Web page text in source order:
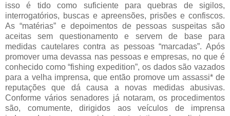
isso é tido como suficiente para quebras de sigilos,
interrogatórios, buscas e apreensões, prisões e confiscos.
As “matérias” e depoimentos de pessoas suspeitas são
aceitas sem questionamento e servem de base para
medidas cautelares contra as pessoas “marcadas”. Após
promover uma devassa nas pessoas e empresas, no que é
conhecido como “fishing expedition”, os dados são vazados
para a velha imprensa, que então promove um assassi* de
reputações que dá causa a novas medidas abusivas.
Conforme vários senadores já notaram, os procedimentos
são, comumente, dirigidos aos veículos de imprensa